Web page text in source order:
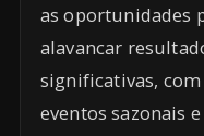
as oportunidades
alavancar
significativas,
eventos sazonais